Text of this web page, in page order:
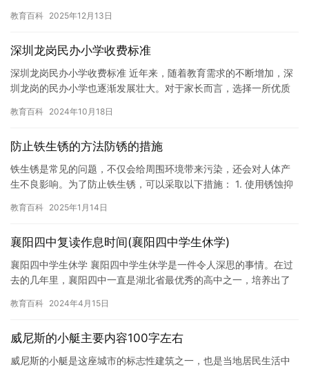
是…
教育百科 2025年12月13日
深圳龙岗民办小学收费标准
深圳龙岗民办小学收费标准 近年来，随着教育需求的不断增加，深
圳龙岗的民办小学也逐渐发展壮大。对于家长而言，选择一所优质
小学…
教育百科 2024年10月18日
防止铁生锈的方法防锈的措施
铁生锈是常见的问题，不仅会给周围环境带来污染，还会对人体产
生不良影响。为了防止铁生锈，可以采取以下措施： 1. 使用锈蚀抑
教育百科 2025年1月14日
襄阳四中复读作息时间(襄阳四中学生休学)
襄阳四中学生休学 襄阳四中学生休学是一件令人深思的事情。在过
去的几年里，襄阳四中一直是湖北省最优秀的高中之一，培养出了
生已…
教育百科 2024年4月15日
威尼斯的小艇主要内容100字左右
威尼斯的小艇是这座城市的标志性建筑之一，也是当地居民生活中